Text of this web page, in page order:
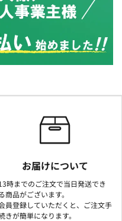
お届けについて
時までのご注文で当日発送でき
商品がございます。
員登録していただくと、ご注文手
きが簡単になります。